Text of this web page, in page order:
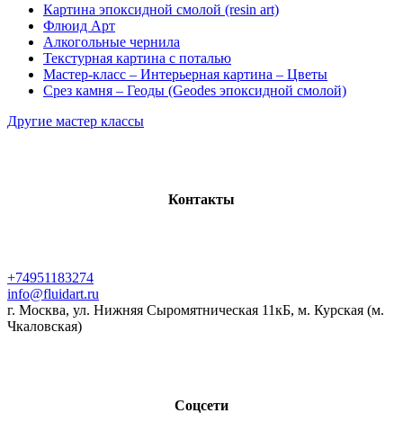
Картина эпоксидной смолой (resin art)
Флюид Арт
Алкогольные чернила
Текстурная картина с поталью
Мастер-класс – Интерьерная картина – Цветы
Срез камня – Геоды (Geodes эпоксидной смолой)
Другие мастер классы
Контакты
+74951183274
info@fluidart.ru
г. Москва, ул. Нижняя Сыромятническая 11кБ, м. Курская (м.
Чкаловская)
Соцсети